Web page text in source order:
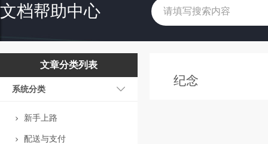
文档帮助中心
文章分类列表
系统分类
新手上路
配送与支付
纪念